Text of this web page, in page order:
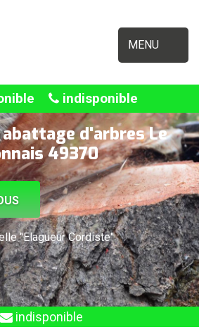
MENU
indisponible
d'arbres Le
49370
"Elagueur Cordiste"
indisponible